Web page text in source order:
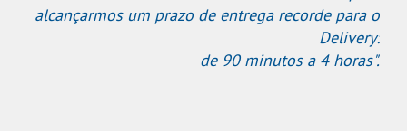
alcançarmos um prazo de entrega recorde para o
Delivery:
de 90 minutos a 4 horas".